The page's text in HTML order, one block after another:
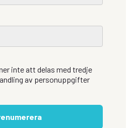
inte att delas med tredje
av personuppgifter